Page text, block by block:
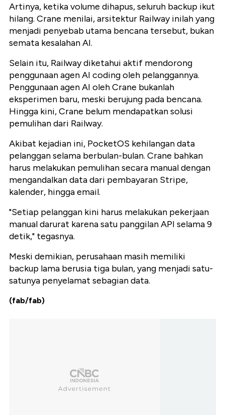
Artinya, ketika volume dihapus, seluruh backup ikut
hilang. Crane menilai, arsitektur Railway inilah yang
menjadi penyebab utama bencana tersebut, bukan
semata kesalahan AI.
Selain itu, Railway diketahui aktif mendorong
penggunaan agen AI coding oleh pelanggannya.
Penggunaan agen AI oleh Crane bukanlah
eksperimen baru, meski berujung pada bencana.
Hingga kini, Crane belum mendapatkan solusi
pemulihan dari Railway.
Akibat kejadian ini, PocketOS kehilangan data
pelanggan selama berbulan-bulan. Crane bahkan
harus melakukan pemulihan secara manual dengan
mengandalkan data dari pembayaran Stripe,
kalender, hingga email.
"Setiap pelanggan kini harus melakukan pekerjaan
manual darurat karena satu panggilan API selama 9
detik," tegasnya.
Meski demikian, perusahaan masih memiliki
backup lama berusia tiga bulan, yang menjadi satu-
satunya penyelamat sebagian data.
(fab/fab)